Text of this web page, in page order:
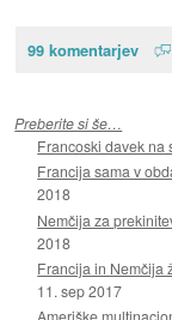
99 komentarjev
Preberite si še…
Francoski davek na
Francija sama v
2018
Nemčija za
2018
Francija in Nemčija
11. sep 2017